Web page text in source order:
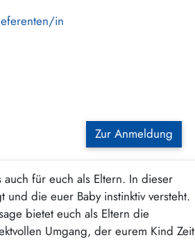
in
Zur Anmeldung
für euch als Eltern. In dieser
die euer Baby instinktiv versteht.
bietet euch als Eltern die
Umgang, der eurem Kind Zeit